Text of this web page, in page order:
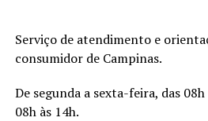
Serviço de atendimento e
consumidor de Campinas.
De segunda a sexta-feira, das 08h
08h às 14h.